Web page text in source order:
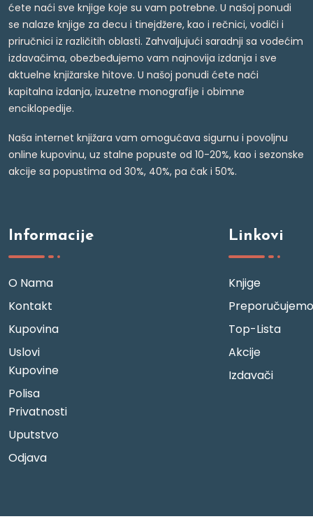
ćete naći sve knjige koje su vam potrebne. U našoj ponudi
se nalaze knjige za decu i tinejdžere, kao i rečnici, vodiči i
priručnici iz različitih oblasti. Zahvaljujući saradnji sa vodećim
izdavačima, obezbeđujemo vam najnovija izdanja i sve
aktuelne knjižarske hitove. U našoj ponudi ćete naći
kapitalna izdanja, izuzetne monografije i obimne
enciklopedije.
Naša internet knjižara vam omogućava sigurnu i povoljnu
online kupovinu, uz stalne popuste od 10-20%, kao i sezonske
akcije sa popustima od 30%, 40%, pa čak i 50%.
Informacije
O Nama
Kontakt
Kupovina
Uslovi
Kupovine
Polisa
Privatnosti
Uputstvo
Odjava
Linkovi
Knjige
Preporučujemo
Top-Lista
Akcije
Izdavači